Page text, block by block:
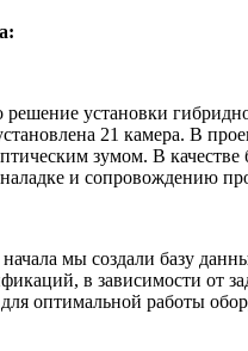
установки
21 камера. В
зумом. В
и сопровождению
мы создали базу
в зависимости от
оптимальной работы